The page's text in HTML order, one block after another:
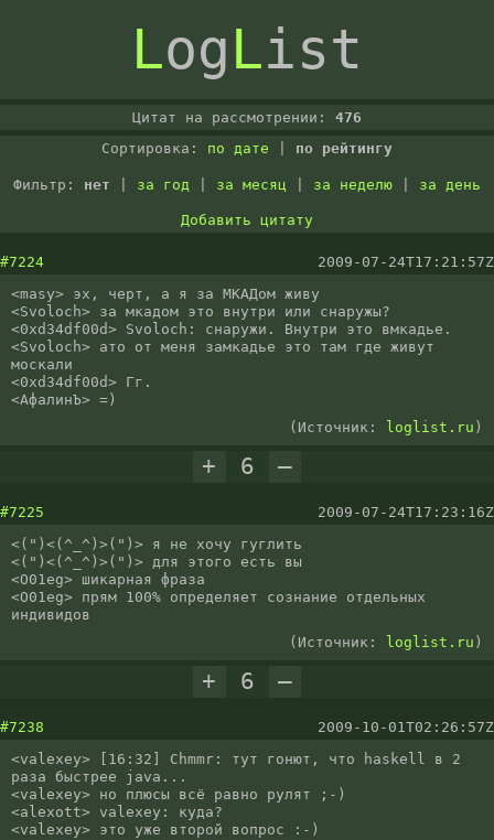
LogList
Цитат на рассмотрении: 476
Сортировка: по дате по рейтингу
Фильтр: нет за год за месяц за неделю за день
Добавить цитату
#7224
2009-07-24T17:21:57Z
<masу> эх, черт, а я за МКАДом живу
<Svoloch> за мкадом это внутри или снаружы?
<0xd34df00d> Svoloch: снаружи. Внутри это вмкадье.
<Svoloch> ато от меня замкадье это там где живут
москали
<0xd34df00d> Гг.
<АфалинЪ> =)
(Источник:
loglist.ru )
+ 6 –
#7225
2009-07-24T17:23:16Z
<(")<(^_^)>(")> я не хочу гуглить
<(")<(^_^)>(")> для этого есть вы
<O01eg> шикарная фраза
<O01eg> прям 100% определяет сознание отдельных
индивидов
(Источник:
loglist.ru )
+ 6 –
#7238
2009-10-01T02:26:57Z
<valexey> [16:32] Chmmr: тут гонют, что haskell в 2
раза быстрее java...
<valexey> но плюсы всё равно рулят ;-)
<alexott> valexey: куда?
<valexey> это уже второй вопрос :-)